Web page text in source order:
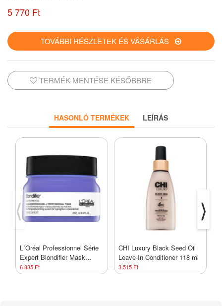
5 770 Ft
TOVÁBBI RÉSZLETEK ÉS VÁSÁRLÁS
TERMÉK MENTÉSE KÉSŐBBRE
HASONLÓ TERMÉKEK LEÍRÁS
⟨
L´Oréal Professionnel Série
Expert Blondifier Mask
tápláló maszk szőke hajra
250 ml
6 835 Ft
CHI Luxury Black Seed Oil
Leave-In Conditioner 118 ml
3 515 Ft
⟩